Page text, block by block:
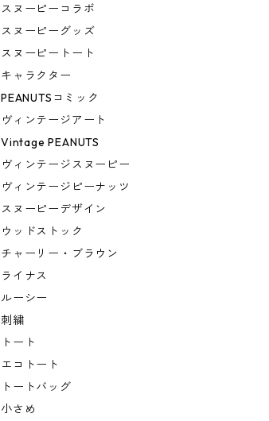
スヌーピーコラボ
スヌーピーグッズ
スヌーピートート
キャラクター
PEANUTSコミック
ヴィンテージアート
Vintage PEANUTS
ヴィンテージスヌーピー
ヴィンテージピーナッツ
スヌーピーデザイン
ウッドストック
チャーリー・ブラウン
ライナス
ルーシー
刺繍
トート
エコトート
トートバッグ
小さめ